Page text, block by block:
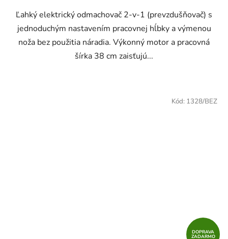
Ľahký elektrický odmachovač 2-v-1 (prevzdušňovač) s
jednoduchým nastavením pracovnej hĺbky a výmenou
noža bez použitia náradia. Výkonný motor a pracovná
šírka 38 cm zaisťujú...
DOPRAVA
ZADARMO
Kód: 1328/BEZ